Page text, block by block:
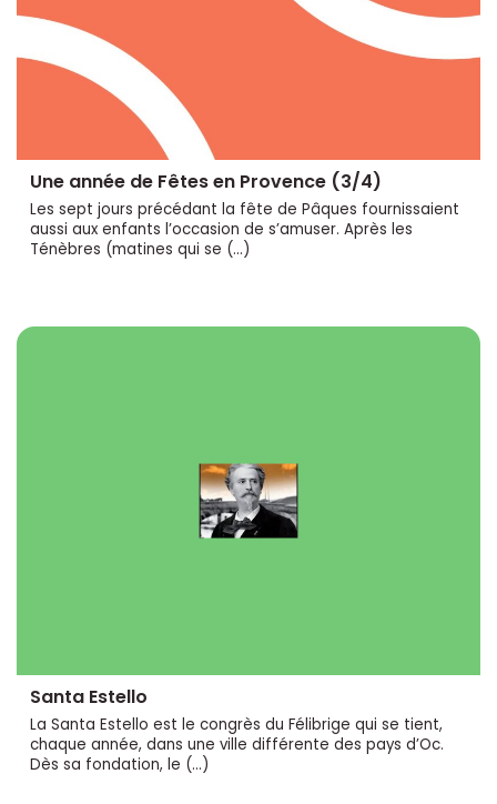
Une année de Fêtes en Provence (3/4)
Les sept jours précédant la fête de Pâques fournissaient
aussi aux enfants l’occasion de s’amuser. Après les
Ténèbres (matines qui se (…)
Santa Estello
La Santa Estello est le congrès du Félibrige qui se tient,
chaque année, dans une ville différente des pays d’Oc.
Dès sa fondation, le (…)